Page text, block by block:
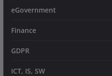
eGovernment
Finance
GDPR
ICT, IS, SW